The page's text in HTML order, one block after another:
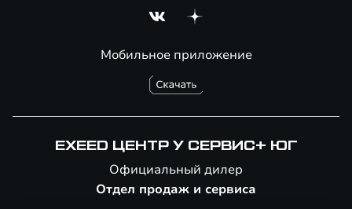
Мобильное приложение
EXEED ЦЕНТР У СЕРВИС+ ЮГ
Официальный дилер
Отдел продаж и сервиса